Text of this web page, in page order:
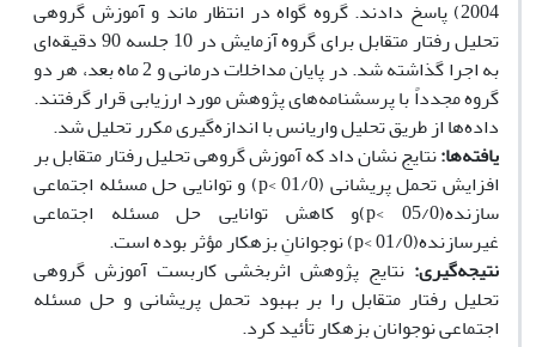
2004) پاسخ دادند. گروه گواه در انتظار ماند و آموزش گروهی
تحلیل رفتار متقابل برای گروه آزمایش در 10 جلسه 90 دقیقه‌ای
به اجرا گذاشته شد. در پایان مداخلات درمانی و 2 ماه بعد، هر دو
گروه‌ مجدداً با پرسشنامه‌های پژوهش مورد ارزیابی قرار گرفتند.
داده‌ها از طریق تحلیل واریانس با اندازه‌گیری مکرر تحلیل شد.
یافته‌ها:نتایج نشان داد که آموزش گروهی تحلیل رفتار متقابل بر
افزایش تحمل پریشانی (01/0 >p) و توانایی حل مسئله اجتماعی
سازنده(05/0 >p)و کاهش توانایی حل مسئله اجتماعی
غیرسازنده(01/0 >p) نوجوانانِ بزهکار مؤثر بوده است.
نتیجه‌گیری: نتایج پژوهش اثربخشی کاربست آموزش گروهی
تحلیل رفتار متقابل را بر بهبود تحمل پریشانی و حل مسئله
اجتماعی نوجوانان بزهکار تأئید کرد.